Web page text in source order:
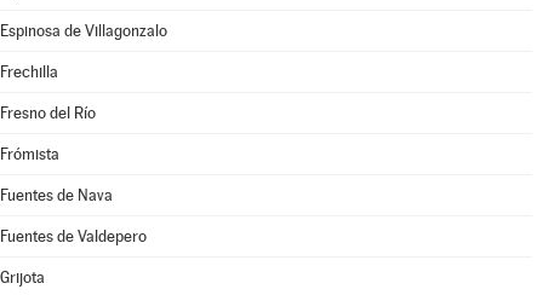
Espinosa de Villagonzalo
Frechilla
Fresno del Río
Frómista
Fuentes de Nava
Fuentes de Valdepero
Grijota